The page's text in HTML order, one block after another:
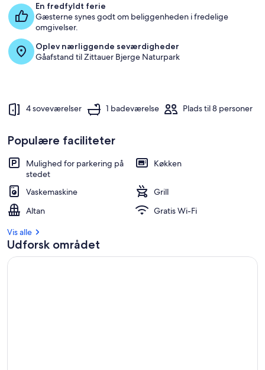
En fredfyldt ferie
Gæsterne synes godt om beliggenheden i fredelige
omgivelser.
Oplev nærliggende seværdigheder
Gåafstand til Zittauer Bjerge Naturpark
4 soveværelser 1 badeværelse Plads til 8 personer
Populære faciliteter
Mulighed for parkering på
stedet
Køkken
Vaskemaskine
Grill
Altan
Gratis Wi-Fi
Vis alle
Udforsk området